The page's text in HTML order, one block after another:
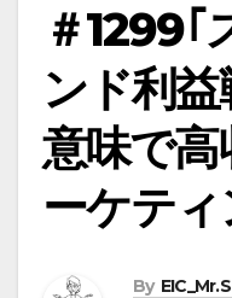
＃1299｢
ンド利益
意味で
ーケテ
By EIC_Mr.S